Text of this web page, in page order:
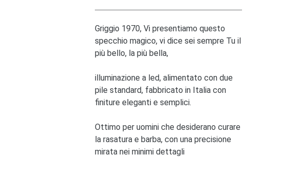
Griggio 1970, Vi presentiamo questo
specchio magico, vi dice sei sempre Tu il
più bello, la più bella,
illuminazione a led, alimentato con due
pile standard, fabbricato in Italia con
finiture eleganti e semplici.
Ottimo per uomini che desiderano curare
la rasatura e barba, con una precisione
mirata nei minimi dettagli